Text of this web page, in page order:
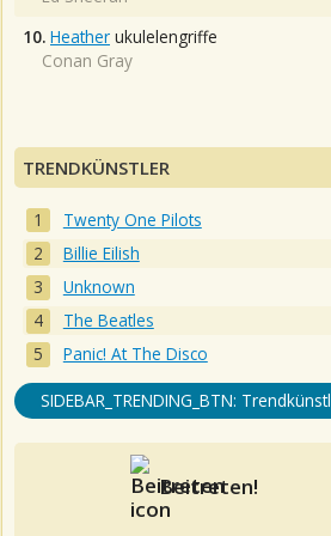
10. Heather ukulelengriffe
Conan Gray
TRENDKÜNSTLER
Twenty One Pilots
Billie Eilish
Unknown
The Beatles
Panic! At The Disco
SIDEBAR_TRENDING_BTN:
Beitreten!